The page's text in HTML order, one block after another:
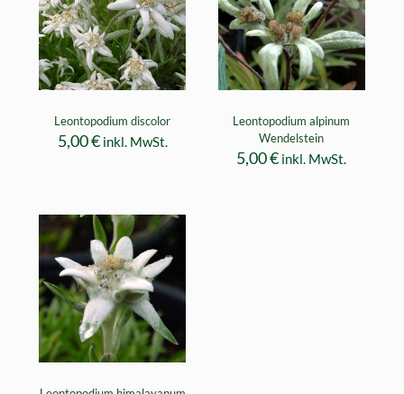
Leontopodium discolor
5,00€ inkl. MwSt.
Leontopodium alpinum
Wendelstein
5,00€ inkl. MwSt.